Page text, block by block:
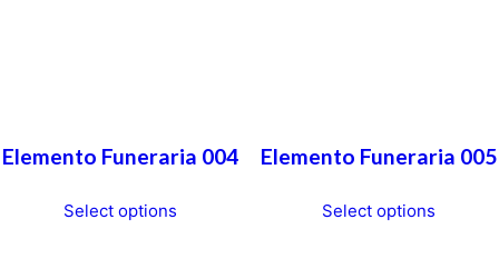
Elemento Funeraria 004
Select options
Elemento Funeraria 005
Select options